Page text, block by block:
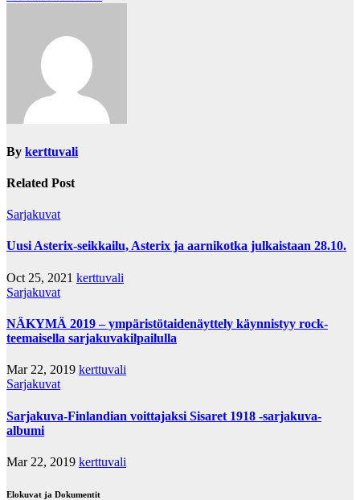
By kerttuvali
Related Post
Sarjakuvat
Uusi Asterix-seikkailu, Asterix ja aarnikotka julkaistaan 28.10.
Oct 25, 2021 kerttuvali
Sarjakuvat
NÄKYMÄ 2019 – ympäristötaidenäyttely käynnistyy rock-
teemaisella sarjakuvakilpailulla
Mar 22, 2019 kerttuvali
Sarjakuvat
Sarjakuva-Finlandian voittajaksi Sisaret 1918 -sarjakuva-
albumi
Mar 22, 2019 kerttuvali
Elokuvat ja Dokumentit